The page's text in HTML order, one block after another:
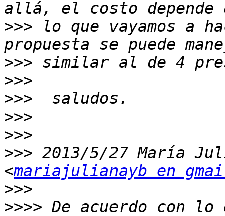
>>> lo que vayamos a
>>>
>>>
>>>
>>>
>>>
>>> 2013/5/27 María
<mariajulianayb en
>>>
>>>> De acuerdo con lo